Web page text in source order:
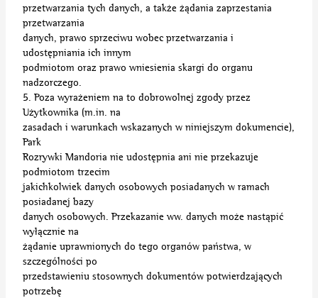
przetwarzania tych danych, a także żądania zaprzestania
przetwarzania
danych, prawo sprzeciwu wobec przetwarzania i
udostępniania ich innym
podmiotom oraz prawo wniesienia skargi do organu
nadzorczego.
5. Poza wyrażeniem na to dobrowolnej zgody przez
Użytkownika (m.in. na
zasadach i warunkach wskazanych w niniejszym dokumencie),
Park
Rozrywki Mandoria nie udostępnia ani nie przekazuje
podmiotom trzecim
jakichkolwiek danych osobowych posiadanych w ramach
posiadanej bazy
danych osobowych. Przekazanie ww. danych może nastąpić
wyłącznie na
żądanie uprawnionych do tego organów państwa, w
szczególności po
przedstawieniu stosownych dokumentów potwierdzających
potrzebę